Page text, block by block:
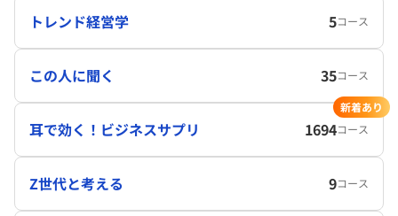
トレンド経営学 5コース
この人に聞く 35コース
耳で効く！ビジネスサプリ 1694コース
新着あり
Z世代と考える 9コース